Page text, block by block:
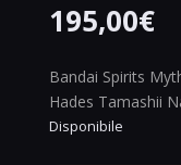
195,00€
Bandai Spirits
Hades Tamashii
Disponibile